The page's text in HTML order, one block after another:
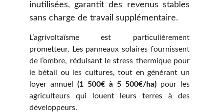
inutilisées, garantit des revenus stables
sans charge de travail supplémentaire.
L’agrivoltaïsme est particulièrement
prometteur. Les panneaux solaires fournissent
de l’ombre, réduisant le stress thermique pour
le bétail ou les cultures, tout en générant un
loyer annuel (1 500€ à 5 500€/ha)pour les
agriculteurs qui louent leurs terres à des
développeurs.